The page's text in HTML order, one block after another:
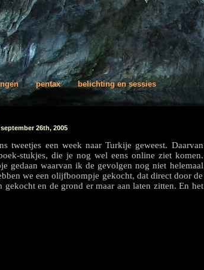
pentax belichting en sessies
26th, 2005
tweetjes een week naar Turkije geweest. Daarvan
stukjes, die je nog wel eens online ziet komen.
gedaan waarvan ik de gevolgen nog niet helemaal
we een olijfboompje gekocht, dat direct door de
en de grond er maar aan laten zitten. En het